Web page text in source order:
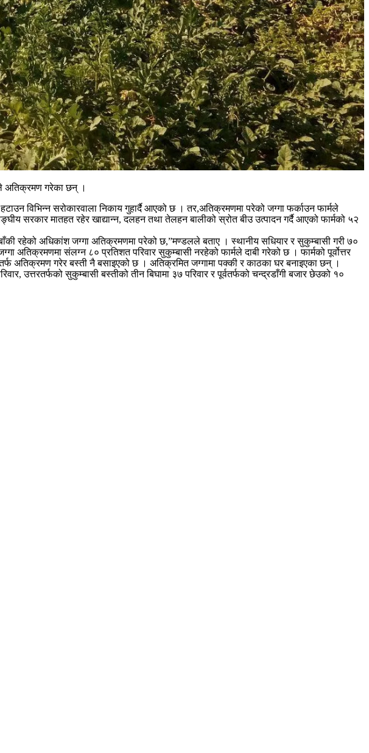
अतिक्रमण गरेका छन् ।
विभिन्न सरोकारवाला निकाय गुहार्दै आएको छ । तर,अतिक्रमणमा परेको जग्गा फर्काउन फार्मले
सरकार मातहत रहेर खाद्यान्न, दलहन तथा तेलहन बालीको स्रोत बीउ उत्पादन गर्दै आएको फार्मको ५२
रहेको अधिकांश जग्गा अतिक्रमणमा परेको छ,”मण्डलले बताए । स्थानीय सधियार र सुकुम्बासी गरी ७०
अतिक्रमणमा संलग्न ८० प्रतिशत परिवार सुकुम्बासी नरहेको फार्मले दाबी गरेको छ । फार्मको पूर्वोत्तर
अतिक्रमण गरेर बस्ती नै बसाइएको छ । अतिक्रमित जग्गामा पक्की र काठका घर बनाइएका छन् ।
उत्तरतर्फको सुकुम्बासी बस्तीको तीन बिघामा ३७ परिवार र पूर्वतर्फको चन्द्रडाँगी बजार छेउको १०